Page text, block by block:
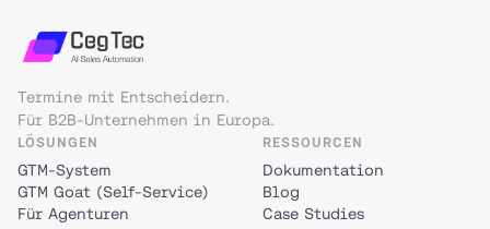
Termine mit Entscheidern.
Für B2B-Unternehmen in Europa.
LÖSUNGEN
GTM-System
GTM Goat (Self-Service)
Für Agenturen
RESSOURCEN
Dokumentation
Blog
Case Studies